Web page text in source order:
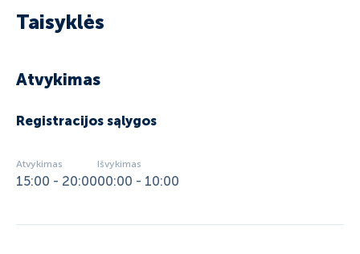
jaunesniems).
Taisyklės
Atvykimas
Registracijos sąlygos
Atvykimas
15:00 - 20:00
Išvykimas
00:00 - 10:00